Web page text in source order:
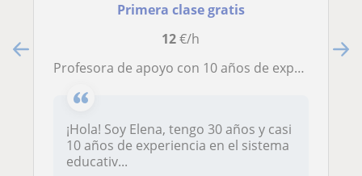
Primera clase gratis
12€/h
Profesora de apoyo con 10 años de experiencia en ámbito educativo
¡Hola! Soy Elena, tengo 30 años y casi
10 años de experiencia en el sistema
educativ...